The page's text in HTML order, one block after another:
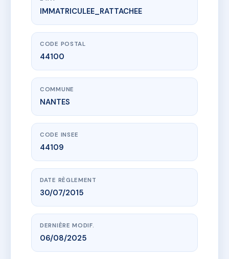
www.vme.plus/AC6426944
VILLAMEDIA 3
19 all elsa triolet
IMMATRICULEE_RATTACHEE
CODE POSTAL
44100
COMMUNE
NANTES
CODE INSEE
44109
DATE RÈGLEMENT
30/07/2015
DERNIÈRE MODIF.
06/08/2025